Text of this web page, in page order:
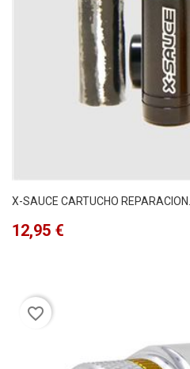
X-SAUCE CARTUCHO REPARACION...
Precio
12,95 €
favorite_border